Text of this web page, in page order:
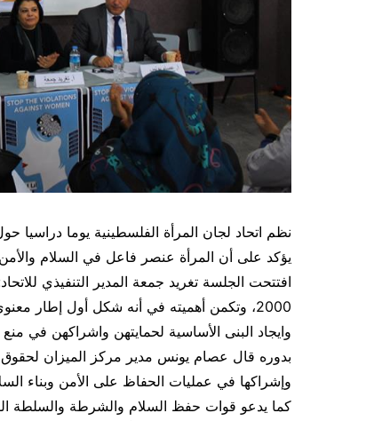
يؤكد على أن المرأة عنصر فاعل في السلام
2000، وتكمن أهميته في أنه شكل أول إطار
وايجاد البنى الأساسية لحمايتهن واشراكهن في منع
وإشراكها في عمليات الحفاظ على الأمن وبناء
كما يدعو قوات حفظ السلام والشرطة والسلطة